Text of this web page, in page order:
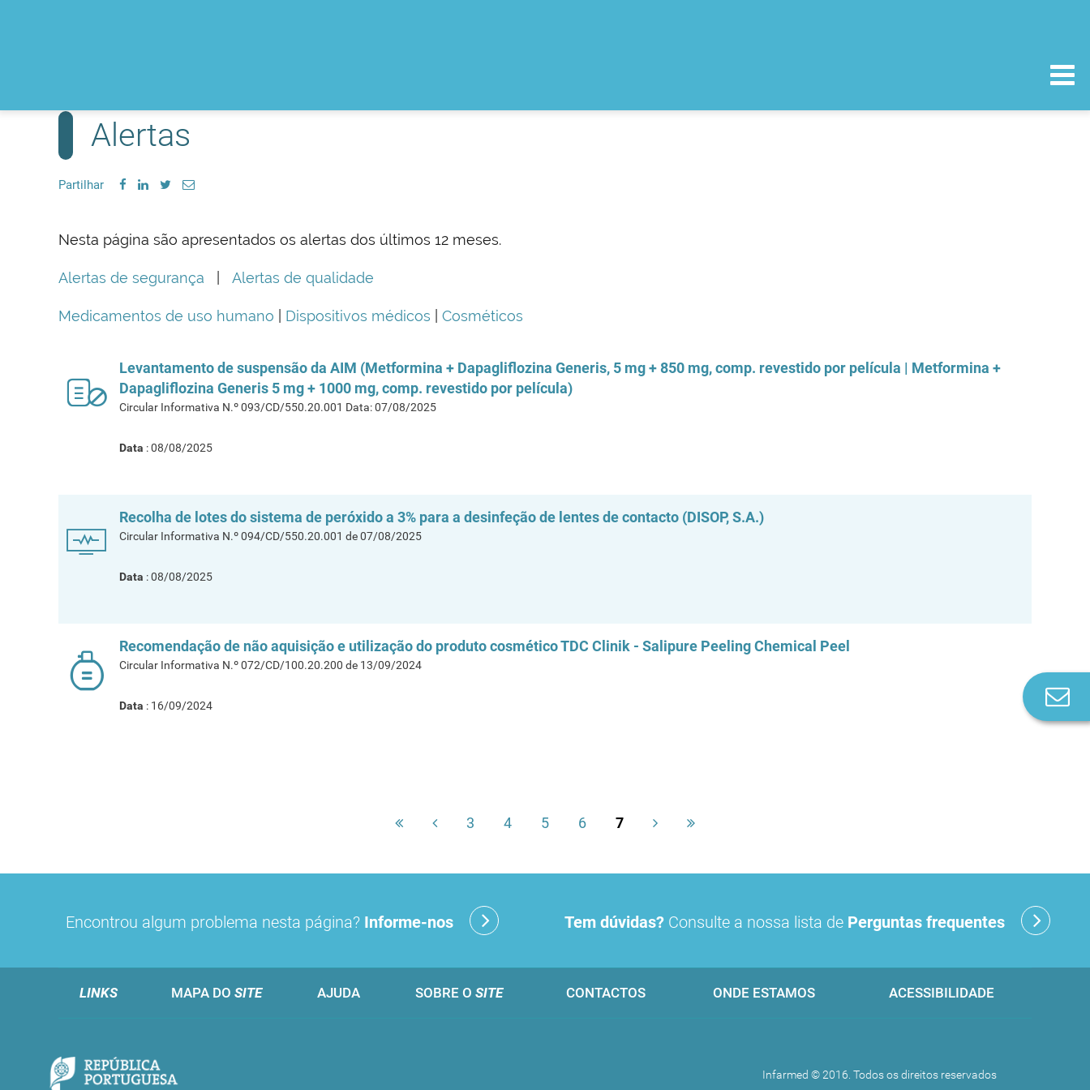
Alertas
Partilhar
Nesta página são apresentados os alertas dos últimos 12 meses.
Alertas de segurança Alertas de qualidade
Medicamentos de uso humano Dispositivos médicos Cosméticos
Levantamento de suspensão da AIM (Metformina + Dapagliflozina Generis, 5 mg + 850 mg, comp. revestido por película | Metformina +
Dapagliflozina Generis 5 mg + 1000 mg, comp. revestido por película)
Circular Informativa N.º 093/CD/550.20.001 Data: 07/08/2025
Data : 08/08/2025
Recolha de lotes do sistema de peróxido a 3% para a desinfeção de lentes de contacto (DISOP, S.A.)
Circular Informativa N.º 094/CD/550.20.001 de 07/08/2025
Data : 08/08/2025
Recomendação de não aquisição e utilização do produto cosmético TDC Clinik - Salipure Peeling Chemical Peel
Circular Informativa N.º 072/CD/100.20.200 de 13/09/2024
Data : 16/09/2024
3 4 5 6 7
Encontrou algum problema nesta página? Informe-nos Tem dúvidas? Consulte a nossa lista de Perguntas frequentes
LINKS MAPA DO SITE AJUDA SOBRE O SITE CONTACTOS ONDE ESTAMOS ACESSIBILIDADE
Infarmed © 2016. Todos os direitos reservados